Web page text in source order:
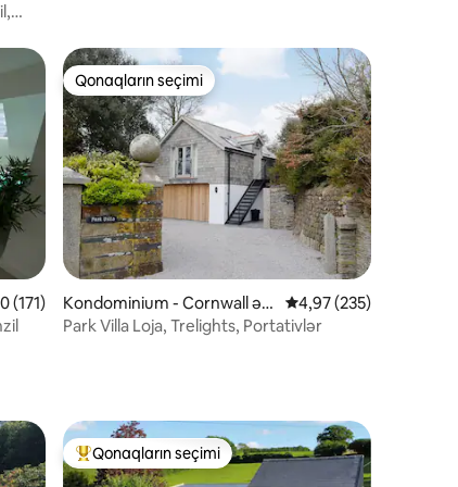
reytinq 5,0/5, 171 rəy
(171)
Qonaqların seçimi
Qonaqların seçimi
Kondominium - Cornwall əra
zisi
Ortalama reytinq 4,97/
4,97 (235)
Park Villa Loja, Trelights, Portativlər
Populyar "Qonaqların seçimi"
Qonaqların seçimi